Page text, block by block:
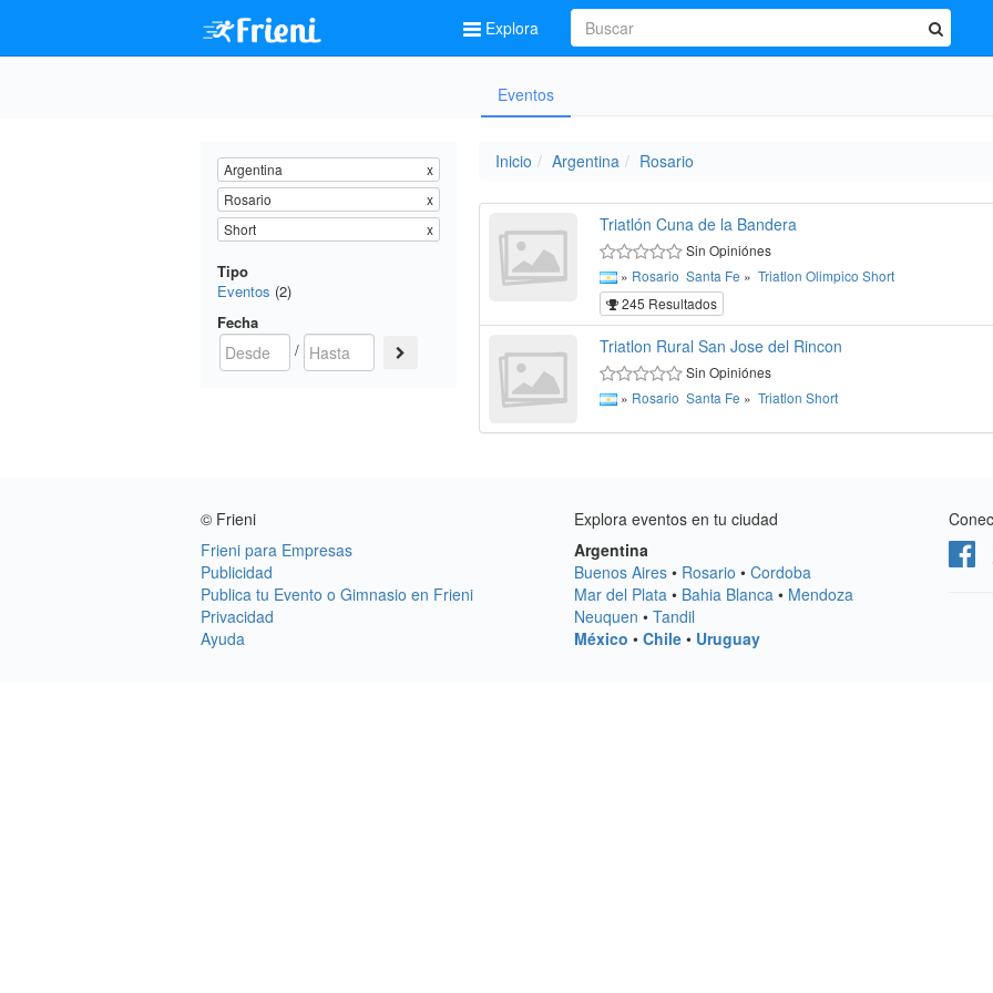
Explora
Eventos
Argentina
x
Rosario
x
Short
x
Tipo
Eventos (2)
Fecha
/
Inicio Argentina Rosario
Triatlón Cuna de la Bandera
Sin Opiniónes
» Rosario Santa Fe » Triatlon Olimpico Short
245 Resultados
Triatlon Rural San Jose del Rincon
Sin Opiniónes
» Rosario Santa Fe » Triatlon Short
© Frieni
Frieni para Empresas
Publicidad
Publica tu Evento o Gimnasio en Frieni
Privacidad
Ayuda
Explora eventos en tu ciudad
Argentina
Buenos Aires • Rosario •Cordoba
Mar del Plata • Bahia Blanca • Mendoza
Neuquen •Tandil
México •Chile • Uruguay